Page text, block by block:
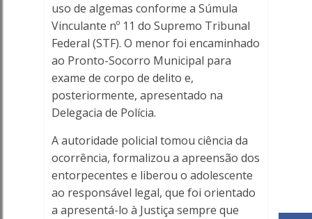
uso de algemas conforme a Súmula
Vinculante nº 11 do Supremo Tribunal
Federal (STF). O menor foi encaminhado
ao Pronto-Socorro Municipal para
exame de corpo de delito e,
posteriormente, apresentado na
Delegacia de Polícia.
A autoridade policial tomou ciência da
ocorrência, formalizou a apreensão dos
entorpecentes e liberou o adolescente
ao responsável legal, que foi orientado
a apresentá-lo à Justiça sempre que